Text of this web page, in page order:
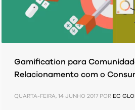
Gamification para
Relacionamento com o
QUARTA-FEIRA, 14 JUNHO 2017 POR EC